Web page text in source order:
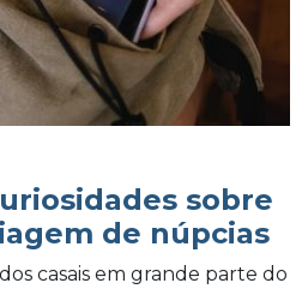
sobre
de núpcias
casais em grande parte do